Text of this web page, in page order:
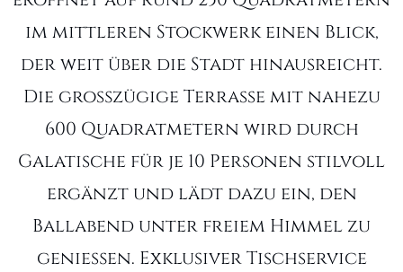
im mittleren Stockwerk einen Blick,
der weit über die Stadt hinausreicht.
Die großzügige Terrasse mit nahezu
600 Quadratmetern wird durch
Galatische für je 10 Personen stilvoll
ergänzt und lädt dazu ein, den
Ballabend unter freiem Himmel zu
genießen. Exklusiver Tischservice